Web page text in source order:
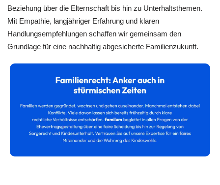
Beziehung über die Elternschaft bis hin zu Unterhaltsthemen.
Mit Empathie, langjähriger Erfahrung und klaren
Handlungsempfehlungen schaffen wir gemeinsam den
Grundlage für eine nachhaltig abgesicherte Familienzukunft.